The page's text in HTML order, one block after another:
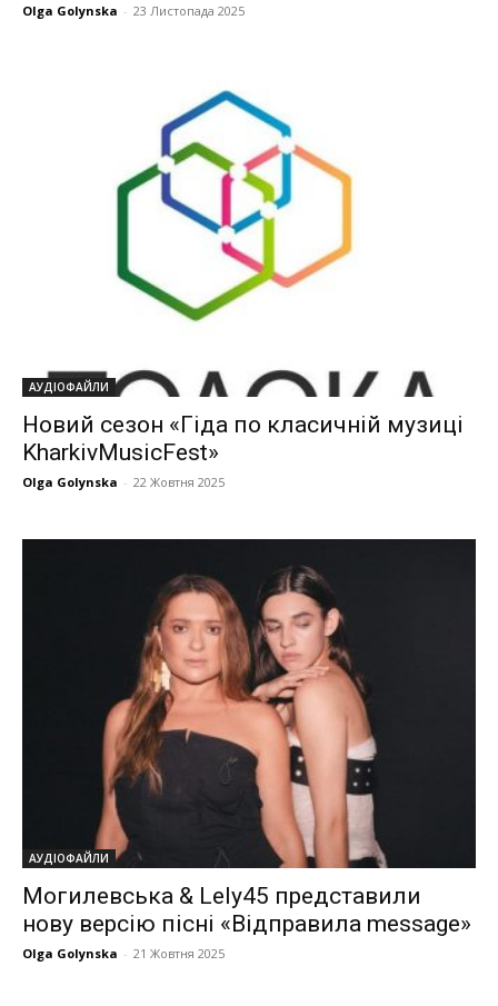
Olga Golynska - 23 Листопада 2025
АУДІОФАЙЛИ
Новий сезон «Гіда по класичній музиці
KharkivMusicFest»
Olga Golynska - 22 Жовтня 2025
АУДІОФАЙЛИ
Могилевська & Lely45 представили
нову версію пісні «Відправила message»
Olga Golynska - 21 Жовтня 2025